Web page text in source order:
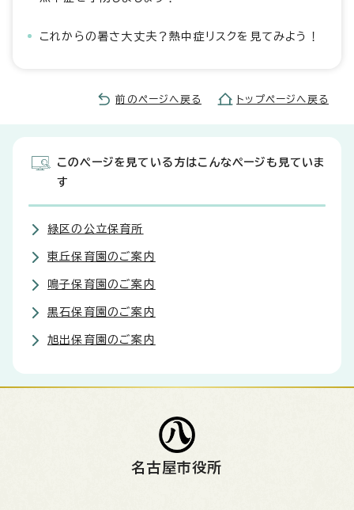
これからの暑さ大丈夫？熱中症リスクを見てみよう！
前のページへ戻る トップページへ戻る
このページを見ている方はこんなページも見ていま
す
緑区の公立保育所
東丘保育園のご案内
鳴子保育園のご案内
黒石保育園のご案内
旭出保育園のご案内
名古屋市役所